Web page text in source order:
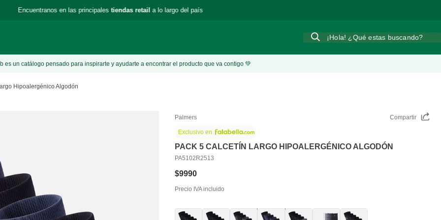
Encuentranos en las principales tiendas retail a lo largo del país
es un catálogo pensado para inspirarte y ayudarte a encontrar el producto que va contigo 💚
Hipoalergénico Algodón
Palmers Compartir
Exclusivo en
PACK 5 CALCETÍN LARGO HIPOALERGÉNICO ALGODÓN
PA5102R2513
$9990
Precio IVA incluido